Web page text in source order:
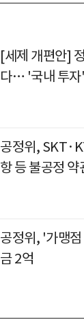
[세제 개편안]
다… '국내 투자
공정위,
항 등 불공정 약
공정위, '가맹
금 2억